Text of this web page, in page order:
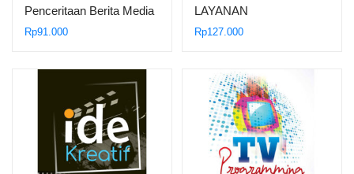
Penceritaan Berita Media
Penyiaran Digital
Rp91.000
LAYANAN
MASYARAKAT ERA
Rp127.000